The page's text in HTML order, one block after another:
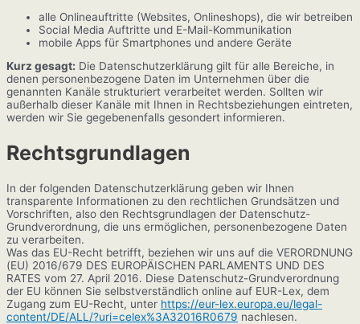
alle Onlineauftritte (Websites, Onlineshops), die wir betreiben
Social Media Auftritte und E-Mail-Kommunikation
mobile Apps für Smartphones und andere Geräte
Kurz gesagt: Die Datenschutzerklärung gilt für alle Bereiche, in
denen personenbezogene Daten im Unternehmen über die
genannten Kanäle strukturiert verarbeitet werden. Sollten wir
außerhalb dieser Kanäle mit Ihnen in Rechtsbeziehungen eintreten,
werden wir Sie gegebenenfalls gesondert informieren.
Rechtsgrundlagen
In der folgenden Datenschutzerklärung geben wir Ihnen
transparente Informationen zu den rechtlichen Grundsätzen und
Vorschriften, also den Rechtsgrundlagen der Datenschutz-
Grundverordnung, die uns ermöglichen, personenbezogene Daten
zu verarbeiten.
Was das EU-Recht betrifft, beziehen wir uns auf die VERORDNUNG
(EU) 2016/679 DES EUROPÄISCHEN PARLAMENTS UND DES
RATES vom 27. April 2016. Diese Datenschutz-Grundverordnung
der EU können Sie selbstverständlich online auf EUR-Lex, dem
Zugang zum EU-Recht, unter https://eur-lex.europa.eu/legal-
content/DE/ALL/?uri=celex%3A32016R0679 nachlesen.